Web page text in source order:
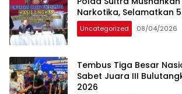
Narkotika, Selamatkan
Uncategorized 08/04/2026
Tembus Tiga Besar
Sabet Juara III
2026